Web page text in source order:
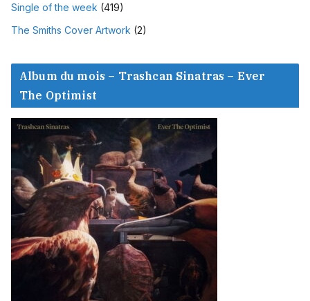
Single of the week (419)
The Smiths Cover Artwork (2)
Album du mois – Trashcan Sinatras – Ever
The Optimist